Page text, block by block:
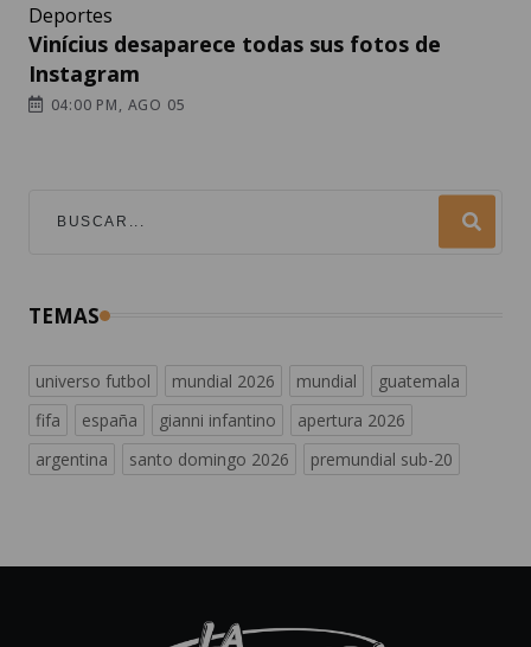
Deportes
Vinícius desaparece todas sus fotos de
Instagram
04:00 PM, AGO 05
TEMAS
universo futbol mundial 2026 mundial
guatemala
fifa
españa gianni infantino
apertura 2026
argentina
santo domingo 2026 premundial sub-20